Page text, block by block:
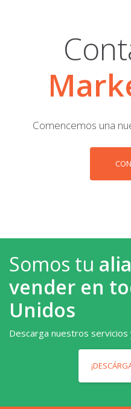
Comencemos una
Somos tu
vender en
Unidos
Descarga nuestros servicios